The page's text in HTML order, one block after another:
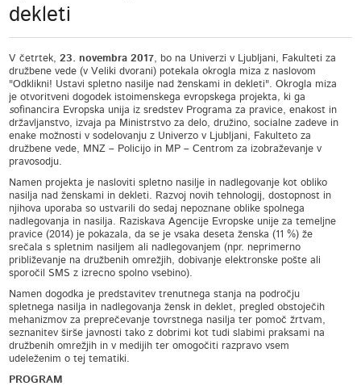
dekleti
V četrtek,23. novembra 2017, bo na Univerzi v Ljubljani, Fakulteti za
družbene vede (v Veliki dvorani) potekala okrogla miza z naslovom
"Odklikni! Ustavi spletno nasilje nad ženskami in dekleti". Okrogla miza
je otvoritveni dogodek istoimenskega evropskega projekta, ki ga
sofinancira Evropska unija iz sredstev Programa za pravice, enakost in
državljanstvo, izvaja pa Ministrstvo za delo, družino, socialne zadeve in
enake možnosti v sodelovanju z Univerzo v Ljubljani, Fakulteto za
družbene vede, MNZ – Policijo in MP – Centrom za izobraževanje v
pravosodju.
Namen projekta je nasloviti spletno nasilje in nadlegovanje kot obliko
nasilja nad ženskami in dekleti. Razvoj novih tehnologij, dostopnost in
njihova uporaba so ustvarili do sedaj nepoznane oblike spolnega
nadlegovanja in nasilja. Raziskava Agencije Evropske unije za temeljne
pravice (2014) je pokazala, da se je vsaka deseta ženska (11 %) že
srečala s spletnim nasiljem ali nadlegovanjem (npr. neprimerno
približevanje na družbenih omrežjih, dobivanje elektronske pošte ali
sporočil SMS z izrecno spolno vsebino).
Namen dogodka je predstavitev trenutnega stanja na področju
spletnega nasilja in nadlegovanja žensk in deklet, pregled obstoječih
mehanizmov za preprečevanje tovrstnega nasilja ter pomoč žrtvam,
seznanitev širše javnosti tako z dobrimi kot tudi slabimi praksami na
družbenih omrežjih in v medijih ter omogočiti razpravo vsem
udeleženim o tej tematiki.
PROGRAM